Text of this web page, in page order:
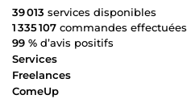
39 013 services disponibles
1 335 107 commandes effectuées
99 % d’avis positifs
Services
Freelances
ComeUp